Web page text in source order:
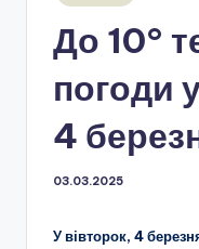
До 10°
погоди
4
03.03.2025
У вівторок, 4